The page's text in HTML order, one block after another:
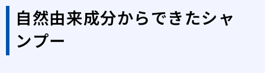
自然由来成分からできたシャ
ンプー